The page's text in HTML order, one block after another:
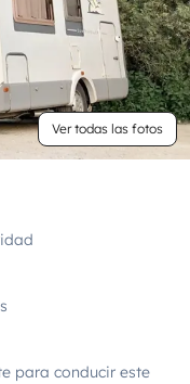
Ver todas las fotos
para conducir este